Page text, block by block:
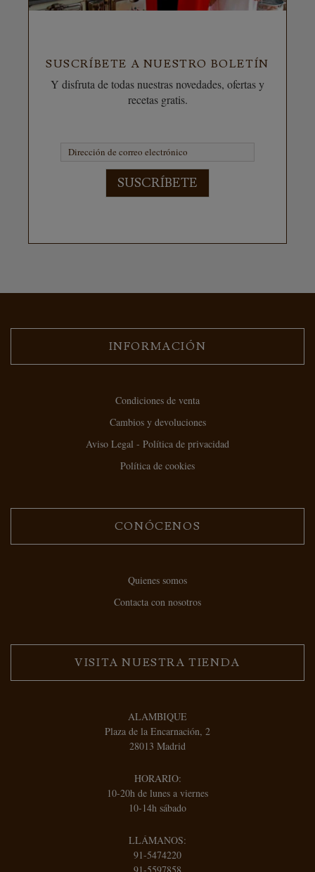
SUSCRÍBETE A NUESTRO BOLETÍN
Y disfruta de todas nuestras novedades, ofertas y
recetas gratis.
SUSCRÍBETE
INFORMACIÓN
Condiciones de venta
Cambios y devoluciones
Aviso Legal - Política de privacidad
Política de cookies
CONÓCENOS
Quienes somos
Contacta con nosotros
VISITA NUESTRA TIENDA
ALAMBIQUE
Plaza de la Encarnación, 2
28013 Madrid
HORARIO:
10-20h de lunes a viernes
10-14h sábado
LLÁMANOS:
91-5474220
91-5597858